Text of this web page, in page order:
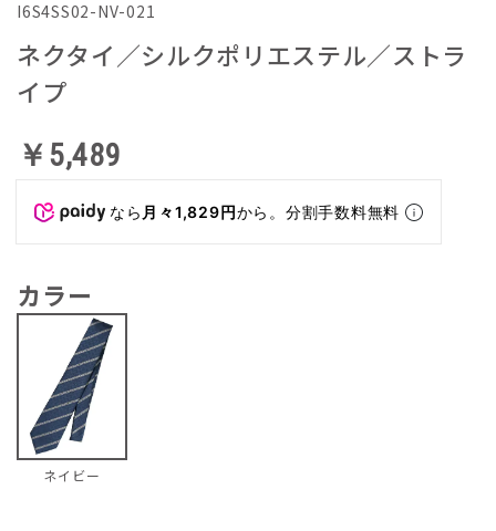
I6S4SS02-NV-021
ネクタイ／シルクポリエステル／ストラ
イプ
￥5,489
なら 月々1,829円から。分割手数料無料
カラー
ネイビー